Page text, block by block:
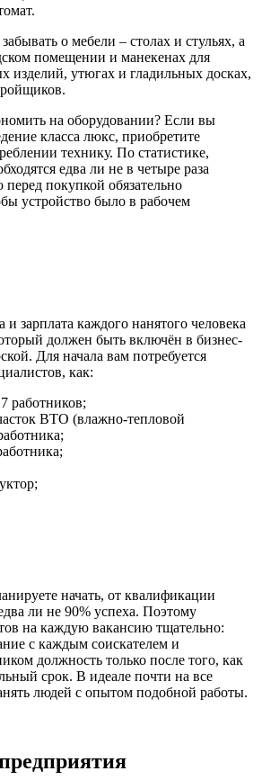
о мебели – столах и стульях, а
помещении и манекенах для
изделий, утюгах и гладильных досках,
на оборудовании? Если вы
класса люкс, приобретите
технику. По статистике,
едва ли не в четыре раза
перед покупкой обязательно
устройство было в рабочем
и зарплата каждого нанятого человека
должен быть включён в бизнес-
Для начала вам потребуется
как:
работников;
ВТО (влажно-тепловой
начать, от квалификации
ли не 90% успеха. Поэтому
на каждую вакансию тщательно:
с каждым соискателем и
должность только после того, как
срок. В идеале почти на все
людей с опытом подобной работы.